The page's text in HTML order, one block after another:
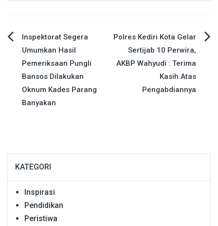
Navigasi
pos
Inspektorat Segera
Umumkan Hasil
Pemeriksaan Pungli
Bansos Dilakukan
Oknum Kades Parang
Banyakan
Polres Kediri Kota Gelar
Sertijab 10 Perwira,
AKBP Wahyudi : Terima
Kasih Atas
Pengabdiannya
KATEGORI
Inspirasi
Pendidikan
Peristiwa